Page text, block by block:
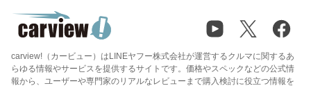
carview!（カービュー）はLINEヤフー株式会社が運営するクルマに関するあ
らゆる情報やサービスを提供するサイトです。価格やスペックなどの公式情
報から、ユーザーや専門家のリアルなレビューまで購入検討に役立つ情報を